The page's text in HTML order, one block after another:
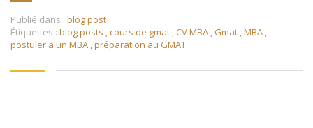
Publié dans : blog post
Étiquettes : blog posts , cours de gmat ,CV MBA , Gmat ,MBA ,
postuler a un MBA ,préparation au GMAT